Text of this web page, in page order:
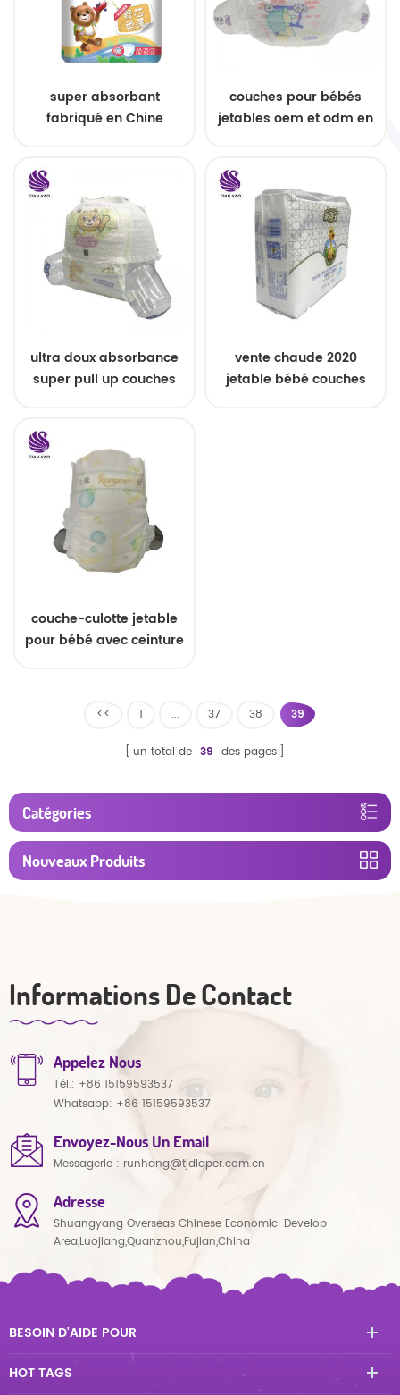
super absorbant
fabriqué en Chine
couches pour bébés
jetables oem et odm en
ultra doux absorbance
super pull up couches
vente chaude 2020
jetable bébé couches
couche-culotte jetable
pour bébé avec ceinture
<< 1 ... 37 38 39
un total de 39 des pages
Catégories
Nouveaux Produits
Informations De Contact
Appelez Nous
Tél.: +86 15159593537
Whatsapp: +86 15159593537
Envoyez-Nous Un Email
Messagerie : runhang@tjdiaper.com.cn
Adresse
Shuangyang Overseas Chinese Economic-Develop
Area,Luojiang,Quanzhou,Fujian,China
BESOIN D'AIDE POUR
HOT TAGS